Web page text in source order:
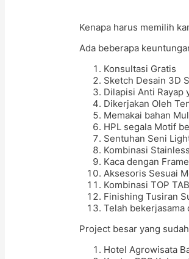
Kenapa harus memilih
Ada beberapa
Konsultasi Gratis
Sketch Desain 3D
Dilapisi Anti Rayap
Dikerjakan Oleh
Memakai bahan
HPL segala Motif
Sentuhan Seni
Kombinasi
Kaca dengan
Aksesoris Sesuai
Kombinasi TOP
Finishing Tusiran
Telah
Project besar yang
Hotel Agrowisata